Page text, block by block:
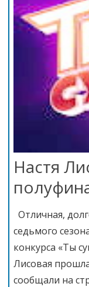
Настя
Отличная,
седьмого
конкурса «Ты
Лисовая
сообщали на